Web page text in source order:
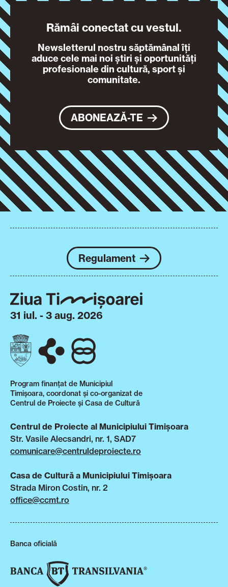
Rămâi conectat cu vestul.
Newsletterul nostru săptămânal îți
aduce cele mai noi știri și oportunități
profesionale din cultură, sport și
comunitate.
ABONEAZĂ-TE
Regulament
31 iul. - 3 aug. 2026
Program finanțat de Municipiul
Timișoara, coordonat și co-organizat de
Centrul de Proiecte și Casa de Cultură
Centrul de Proiecte al Municipiului Timișoara
Str. Vasile Alecsandri, nr. 1, SAD7
comunicare@centruldeproiecte.ro
Casa de Cultură a Municipiului Timișoara
Strada Miron Costin, nr. 2
office@ccmt.ro
Banca oficială